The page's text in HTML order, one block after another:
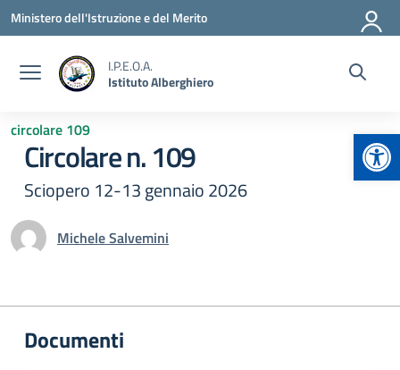
Vai ai contenuti
Vai al menu di navigazione
Vai al footer
Ministero dell'Istruzione e del Merito
I.P.E.O.A.
Istituto Alberghiero
circolare 109
Circolare n. 109
Sciopero 12-13 gennaio 2026
Michele Salvemini
Documenti